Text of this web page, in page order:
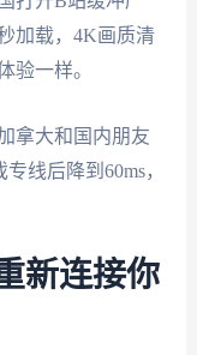
加载，4K画质清
验一样。
拿大和国内朋友
线后降到60ms，
新连接你